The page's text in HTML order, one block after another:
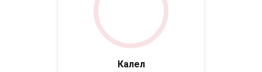
Калел